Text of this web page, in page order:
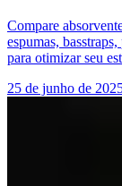
Compare
espumas,
para otimizar seu
25 de junho de